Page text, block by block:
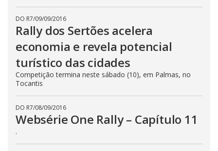
DO R7/09/09/2016
Rally dos Sertões acelera
economia e revela potencial
turístico das cidades
Competição termina neste sábado (10), em Palmas, no
Tocantis
DO R7/08/09/2016
Websérie One Rally – Capítulo 11
.